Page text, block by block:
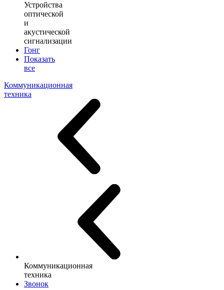
Устройства
оптической
и
акустической
сигнализации
Гонг
Показать
все
Коммуникационная
техника
Коммуникационная
техника
Звонок